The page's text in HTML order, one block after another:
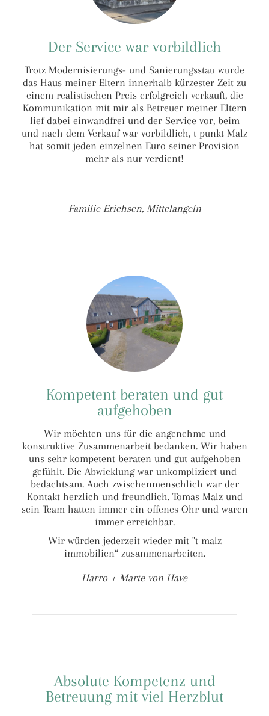
Der Service war vorbildlich
Trotz Modernisierungs- und Sanierungsstau wurde
das Haus meiner Eltern innerhalb kürzester Zeit zu
einem realistischen Preis erfolgreich verkauft, die
Kommunikation mit mir als Betreuer meiner Eltern
lief dabei einwandfrei und der Service vor, beim
und nach dem Verkauf war vorbildlich, t punkt Malz
hat somit jeden einzelnen Euro seiner Provision
mehr als nur verdient!
Familie Erichsen, Mittelangeln
Kompetent beraten und gut
aufgehoben
Wir möchten uns für die angenehme und
konstruktive Zusammenarbeit bedanken. Wir haben
uns sehr kompetent beraten und gut aufgehoben
gefühlt. Die Abwicklung war unkompliziert und
bedachtsam. Auch zwischenmenschlich war der
Kontakt herzlich und freundlich. Tomas Malz und
sein Team hatten immer ein offenes Ohr und waren
immer erreichbar.
Wir würden jederzeit wieder mit "t malz
immobilien“ zusammenarbeiten.
Harro + Marte von Have
Absolute Kompetenz und
Betreuung mit viel Herzblut